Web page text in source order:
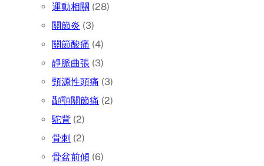
運動相關 (28)
關節炎 (3)
關節酸痛 (4)
靜脈曲張 (3)
頸源性頭痛 (3)
顳顎關節痛 (2)
駝背 (2)
骨刺 (2)
骨盆前傾 (6)